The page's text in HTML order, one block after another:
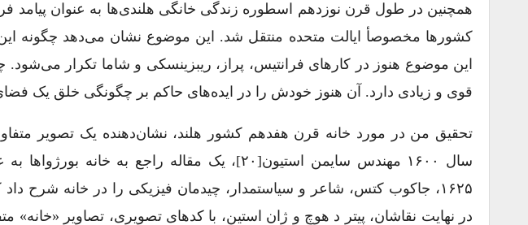
همچنین در طول قرن نوزدهم اسطوره زندگی خانگی هلندی‌ها به عنوان پیامد
کشورها مخصوصأ ایالت متحده منتقل شد. این موضوع نشان می‌دهد چگونه
این موضوع هنوز در کارهای فرانتیس، پراز، ریبزینسکی و شاما تکرار می‌شود.
قوی و زیادی دارد. آن هنوز خودش را در ایده‌های حاکم بر چگونگی خلق یک
تحقیق من در مورد خانه قرن هفدهم کشور هلند، نشان‌دهنده یک تصویر
سال ۱۶۰۰ مهندس سایمن استیون[۲۰]، یک مقاله راجع
۱۶۲۵، جاکوب کتس، شاعر و سیاستمدار، چیدمان فیزیکی را در خانه شرح
در نهایت نقاشان، پیتر د هوچ و ژان استین، با کدهای تصویری، تصاویر